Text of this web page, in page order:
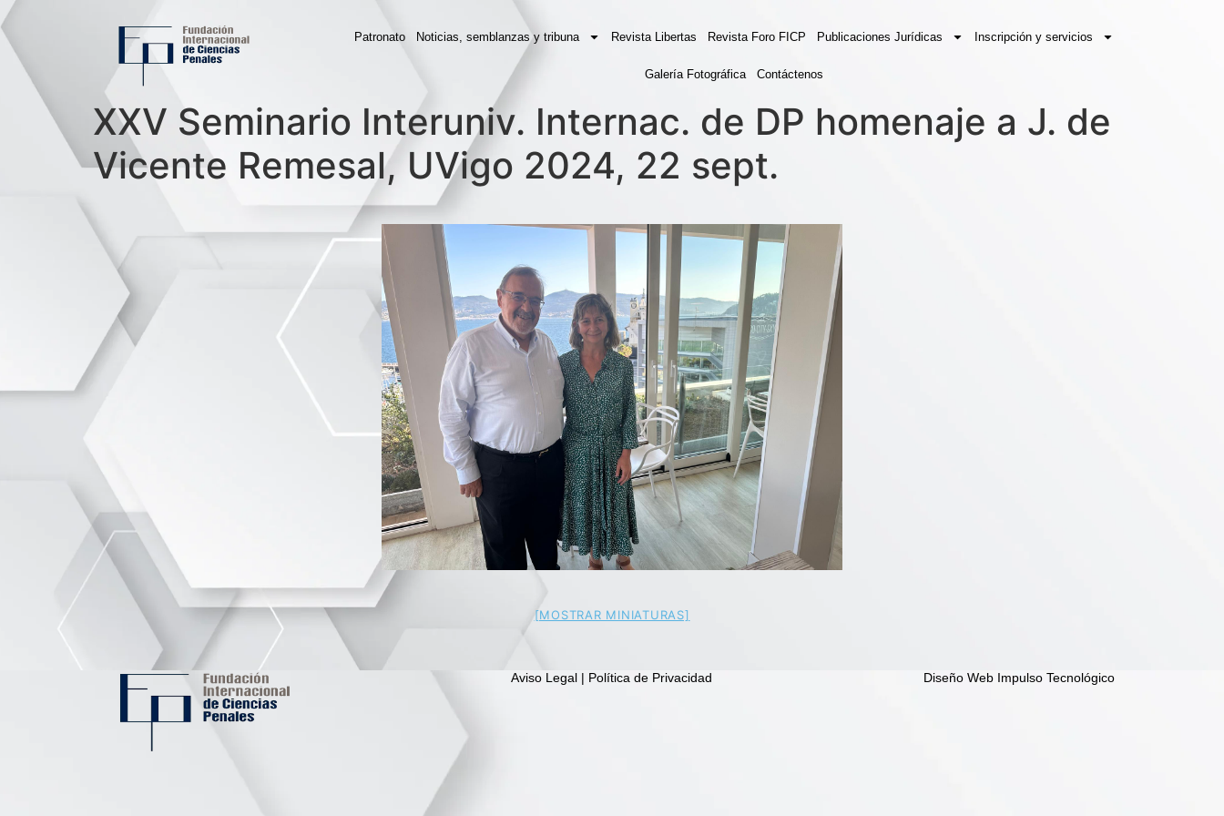
Patronato Noticias, semblanzas y tribuna Revista Libertas Revista Foro FICP Publicaciones Jurídicas Inscripción y servicios
Galería Fotográfica Contáctenos
XXV Seminario Interuniv. Internac. de DP homenaje a J. de
Vicente Remesal, UVigo 2024, 22 sept.
[MOSTRAR MINIATURAS]
Aviso Legal | Política de Privacidad Diseño Web Impulso Tecnológico